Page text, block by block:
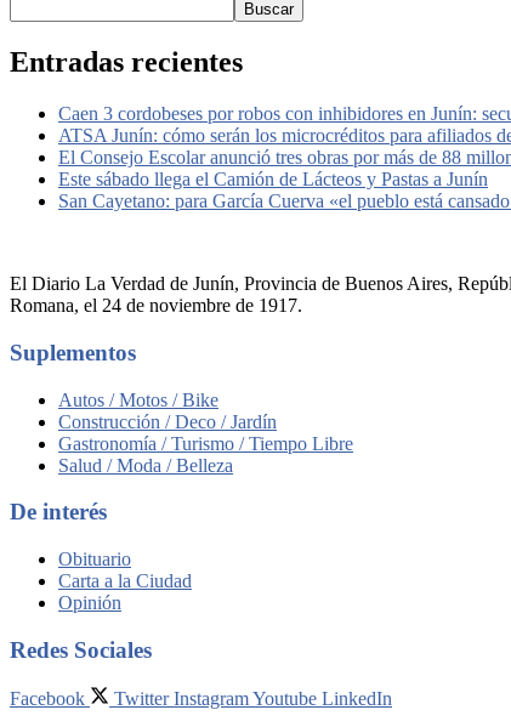
Buscar
Entradas recientes
Caen 3 cordobeses por robos con inhibidores en Junín:
ATSA Junín: cómo serán los microcréditos para afiliados
El Consejo Escolar anunció tres obras por más de 88
Este sábado llega el Camión de Lácteos y Pastas a Junín
San Cayetano: para García Cuerva «el pueblo está
El Diario La Verdad de Junín, Provincia de Buenos Aires,
Romana, el 24 de noviembre de 1917.
Suplementos
Autos / Motos / Bike
Construcción / Deco / Jardín
Gastronomía / Turismo / Tiempo Libre
Salud / Moda / Belleza
De interés
Obituario
Carta a la Ciudad
Opinión
Redes Sociales
Facebook Twitter InstagramYoutube LinkedIn